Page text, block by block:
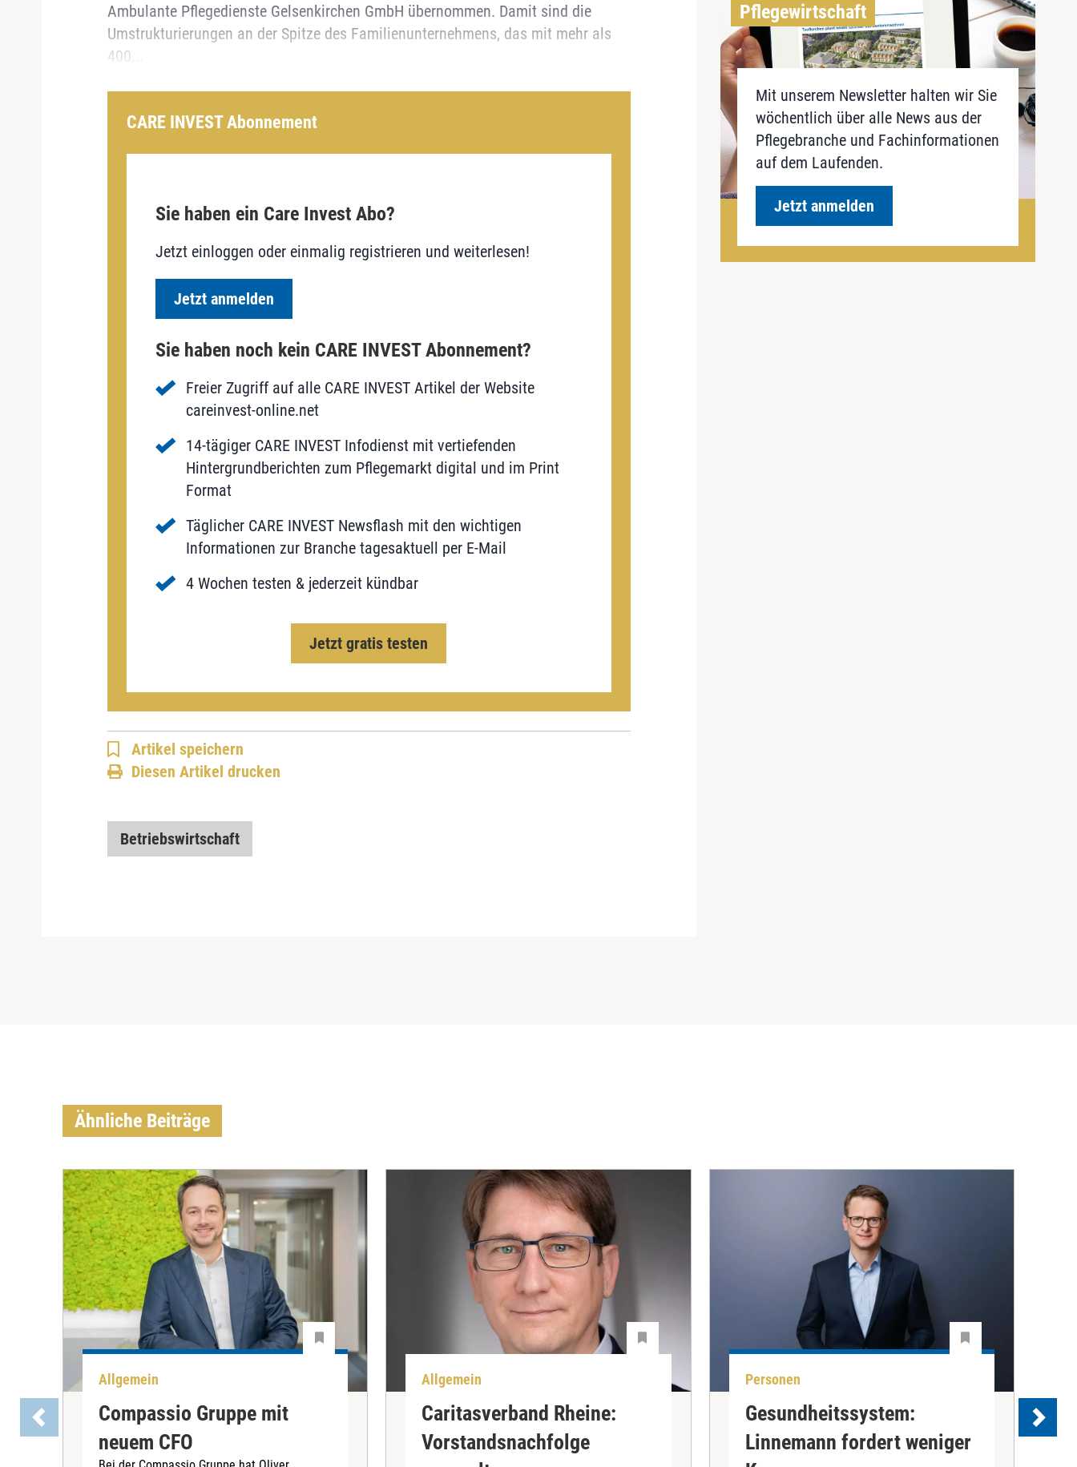
Ambulante Pflegedienste Gelsenkirchen GmbH übernommen. Damit sind die
Umstrukturierungen an der Spitze des Familienunternehmens, das mit mehr als
400...
CARE INVEST Abonnement
Sie haben ein Care Invest Abo?
Jetzt einloggen oder einmalig registrieren und weiterlesen!
Jetzt anmelden
Sie haben noch kein CARE INVEST Abonnement?
Freier Zugriff auf alle CARE INVEST Artikel der Website
careinvest-online.net
14-tägiger CARE INVEST Infodienst mit vertiefenden
Hintergrundberichten zum Pflegemarkt digital und im Print
Format
Täglicher CARE INVEST Newsflash mit den wichtigen
Informationen zur Branche tagesaktuell per E-Mail
4 Wochen testen & jederzeit kündbar
Jetzt gratis testen
Artikel speichern
Diesen Artikel drucken
Betriebswirtschaft
Pflegewirtschaft
Mit unserem Newsletter halten wir Sie
wöchentlich über alle News aus der
Pflegebranche und Fachinformationen
auf dem Laufenden.
Jetzt anmelden
Ähnliche Beiträge
Allgemein
Compassio Gruppe mit
neuem CFO
Allgemein
Caritasverband Rheine:
Vorstandsnachfolge
Personen
Gesundheitssystem:
Linnemann fordert weniger